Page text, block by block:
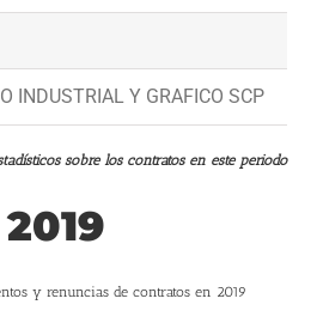
INDUSTRIAL Y GRAFICO SCP
sobre los contratos en este periodo
2019
y renuncias de contratos en 2019